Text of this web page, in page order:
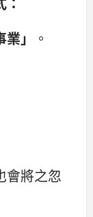
業」 。
會將之忽